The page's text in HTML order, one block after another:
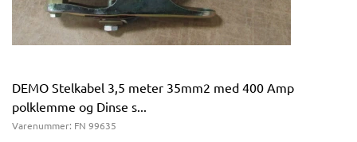
DEMO Stelkabel 3,5 meter 35mm2 med 400 Amp
polklemme og Dinse s...
Varenummer: FN 99635